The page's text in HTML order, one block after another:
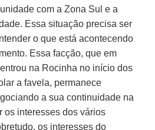
com a Zona Sul e a
Essa situação precisa ser
o que está acontecendo
Essa facção, que em
na Rocinha no início dos
a favela, permanece
a sua continuidade na
os interesses dos vários
os interesses do